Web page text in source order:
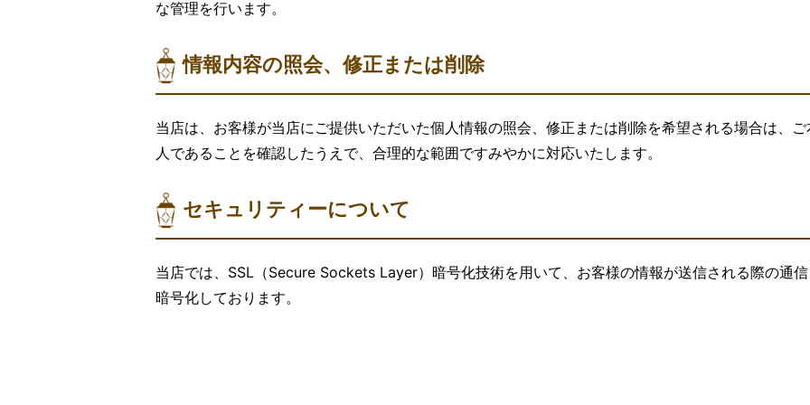
な管理を行います。
情報内容の照会、修正または削除
当店は、お客様が当店にご提供いただいた個人情報の照会、修正または削除を希望される場合は、ご
人であることを確認したうえで、合理的な範囲ですみやかに対応いたします。
セキュリティーについて
当店では、SSL（Secure Sockets Layer）暗号化技術を用いて、お客様の情報が送信される際の通
暗号化しております。